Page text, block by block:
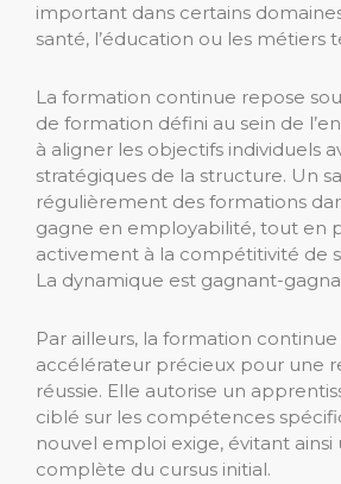
important dans certains
santé, l’éducation ou les métiers
La formation continue repose
de formation défini au sein de
à aligner les objectifs individuels
stratégiques de la structure. Un
régulièrement des formations
gagne en employabilité, tout en
activement à la compétitivité de
La dynamique est gagnant-
Par ailleurs, la formation
accélérateur précieux pour une
réussie. Elle autorise un
ciblé sur les compétences
nouvel emploi exige, évitant ainsi
complète du cursus initial.